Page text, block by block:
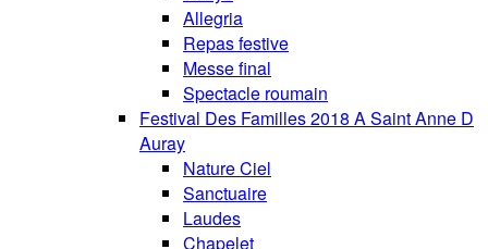
Allegria
Repas festive
Messe final
Spectacle roumain
Festival Des Familles 2018 A Saint Anne D
Auray
Nature Ciel
Sanctuaire
Laudes
Chapelet